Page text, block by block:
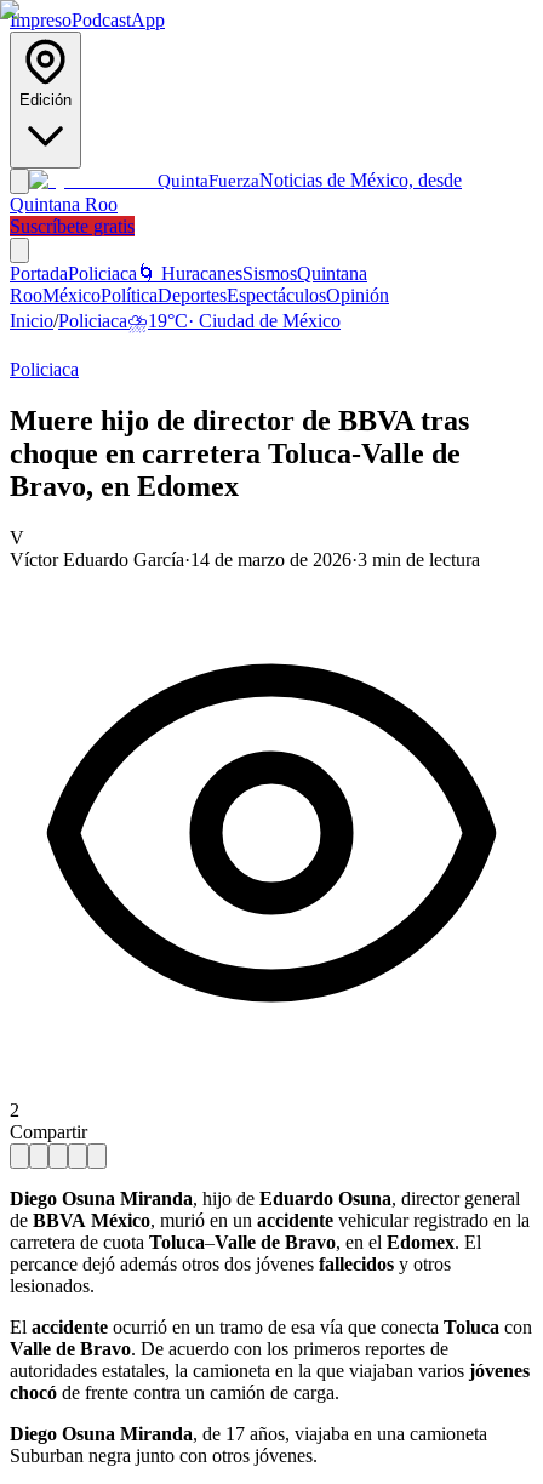
ImpresoPodcastApp
Edición
QuintaFuerzaNoticias de México, desde
Quintana Roo
Suscríbete gratis
PortadaPoliciaca 🌀 HuracanesSismosQuintana
RooMéxicoPolíticaDeportesEspectáculosOpinión
Inicio/Policiaca⛈️19°C· Ciudad de México
Policiaca
Muere hijo de director de BBVA tras
choque en carretera Toluca-Valle de
Bravo, en Edomex
V
Víctor Eduardo García·14 de marzo de 2026·3 min de lectura
2
Compartir
Diego Osuna Miranda, hijo de Eduardo Osuna, director general
de BBVA México, murió en un accidente vehicular registrado en la
carretera de cuota Toluca–Valle de Bravo, en el Edomex. El
percance dejó además otros dos jóvenes fallecidos y otros
lesionados.
El accidente ocurrió en un tramo de esa vía que conecta Toluca con
Valle de Bravo. De acuerdo con los primeros reportes de
autoridades estatales, la camioneta en la que viajaban varios jóvenes
chocó de frente contra un camión de carga.
Diego Osuna Miranda, de 17 años, viajaba en una camioneta
Suburban negra junto con otros jóvenes.